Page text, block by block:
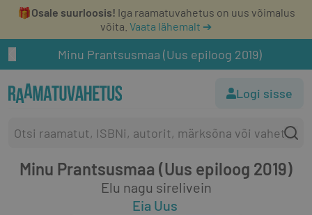
🎁Osale suurloosis! Iga raamatuvahetus on uus võimalus
võita. Vaata lähemalt ➔
Minu Prantsusmaa (Uus epiloog 2019)
Logi sisse
Minu Prantsusmaa (Uus epiloog 2019)
Elu nagu sirelivein
Eia Uus